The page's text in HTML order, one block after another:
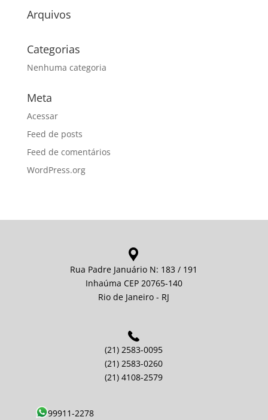
Arquivos
Categorias
Nenhuma categoria
Meta
Acessar
Feed de posts
Feed de comentários
WordPress.org
Rua Padre Januário N: 183 / 191
Inhaúma CEP 20765-140
Rio de Janeiro - RJ
(21) 2583-0095
(21) 2583-0260
(21) 4108-2579
99911-2278